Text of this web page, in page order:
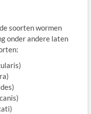
soorten wormen
onder andere laten